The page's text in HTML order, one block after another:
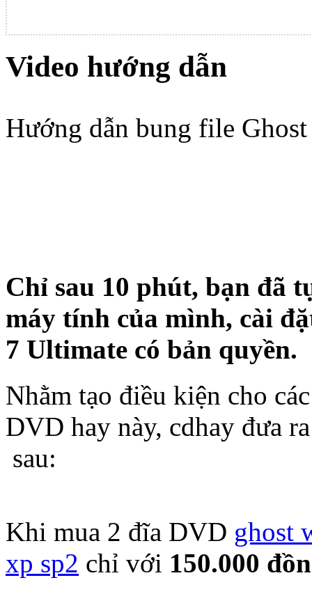
Video hướng dẫn
Hướng dẫn bung file
Chỉ sau 10 phút, bạn đã
máy tính của mình, cài
7 Ultimate có bản quyền.
Nhằm tạo điều kiện cho
DVD hay này, cdhay đưa
sau:
Khi mua 2 đĩa DVD ghost
xp sp2 chỉ với 150.000